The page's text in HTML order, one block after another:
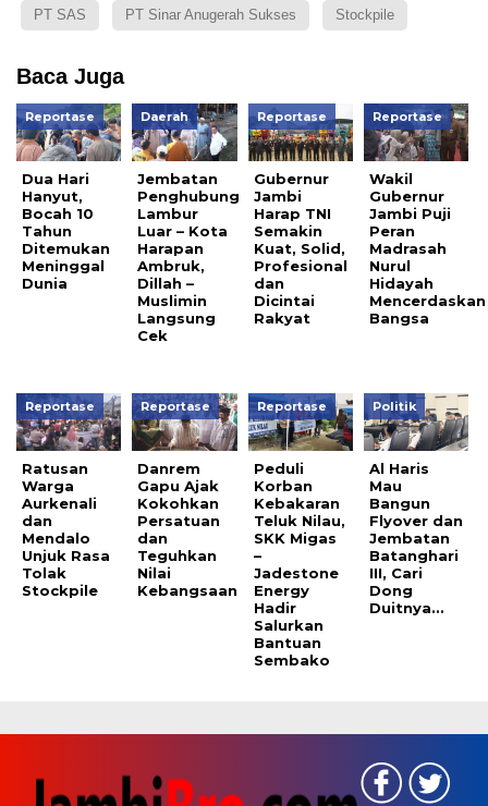
PT SAS PT Sinar Anugerah Sukses Stockpile
Baca Juga
Reportase
Dua Hari
Hanyut,
Bocah 10
Tahun
Ditemukan
Meninggal
Dunia
Daerah
Jembatan
Penghubung
Lambur
Luar – Kota
Harapan
Ambruk,
Dillah –
Muslimin
Langsung
Cek
Reportase
Gubernur
Jambi
Harap TNI
Semakin
Kuat, Solid,
Profesional
dan
Dicintai
Rakyat
Reportase
Wakil
Gubernur
Jambi Puji
Peran
Madrasah
Nurul
Hidayah
Mencerdaskan
Bangsa
Reportase
Ratusan
Warga
Aurkenali
dan
Mendalo
Unjuk Rasa
Tolak
Stockpile
Reportase
Danrem
Gapu Ajak
Kokohkan
Persatuan
dan
Teguhkan
Nilai
Kebangsaan
Reportase
Peduli
Korban
Kebakaran
Teluk Nilau,
SKK Migas
–
Jadestone
Energy
Hadir
Salurkan
Bantuan
Sembako
Politik
Al Haris
Mau
Bangun
Flyover dan
Jembatan
Batanghari
III, Cari
Dong
Duitnya…